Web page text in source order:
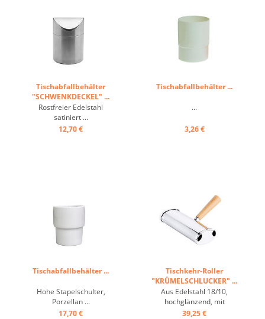
Tischabfallbehälter
"SCHWENKDECKEL" ...
Rostfreier Edelstahl
satiniert ...
12,70 €
Tischabfallbehälter ...
...
3,26 €
Tischabfallbehälter ...
Hohe Stapelschulter,
Porzellan ...
17,70 €
Tischkehr-Roller
"KRÜMELSCHLUCKER" ...
Aus Edelstahl 18/10,
hochglänzend, mit
lackiertem Holzgriff, eine
39,25 €